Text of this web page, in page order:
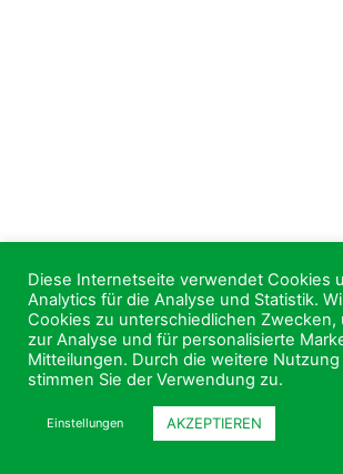
Diese Internetseite verwendet Cookies
Analytics für die Analyse und Statistik.
Cookies zu unterschiedlichen Zwecken,
zur Analyse und für personalisierte
Mitteilungen. Durch die weitere Nutzung
stimmen Sie der Verwendung zu.
Einstellungen AKZEPTIEREN